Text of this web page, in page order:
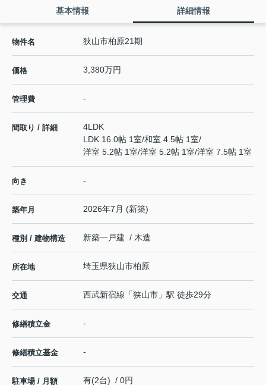
基本情報 詳細情報
物件名 狭山市柏原21期
価格 3,380万円
管理費 -
間取り / 詳細
4LDK
LDK 16.0帖 1室/和室 4.5帖 1室/
洋室 5.2帖 1室/洋室 5.2帖 1室/洋室 7.5帖 1室
向き -
築年月 2026年7月 (新築)
種別 / 建物構造 新築一戸建 / 木造
所在地 埼玉県狭山市柏原
交通 西武新宿線 「狭山市 」駅 徒歩29分
修繕積立金 -
修繕積立基金 -
駐車場 / 月額 有(2台) / 0円